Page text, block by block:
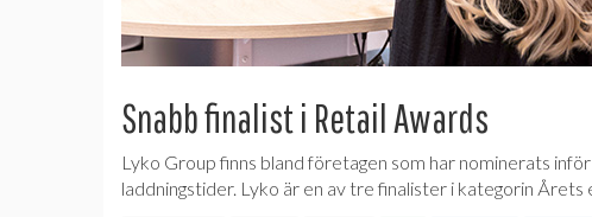
Snabb finalist i Retail Awards
Lyko Group finns bland företagen som har nominerats
laddningstider. Lyko är en av tre finalister i kategorin Årets